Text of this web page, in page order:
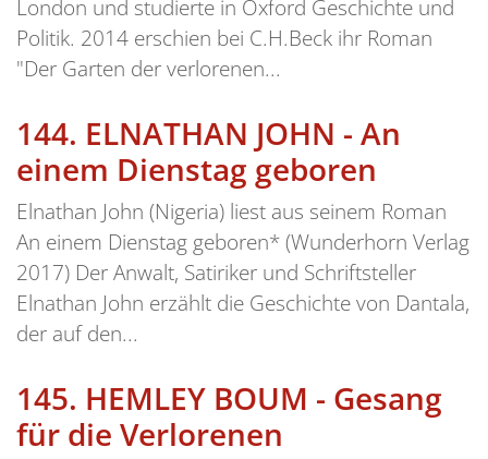
London und studierte in Oxford Geschichte und
Politik. 2014 erschien bei C.H.Beck ihr Roman
"Der Garten der verlorenen...
144. ELNATHAN JOHN - An
einem Dienstag geboren
Elnathan John (Nigeria) liest aus seinem Roman
An einem Dienstag geboren* (Wunderhorn Verlag
2017) Der Anwalt, Satiriker und Schriftsteller
Elnathan John erzählt die Geschichte von Dantala,
der auf den...
145. HEMLEY BOUM - Gesang
für die Verlorenen